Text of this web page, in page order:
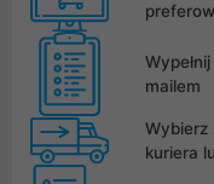
mailem
Wybierz
kuriera